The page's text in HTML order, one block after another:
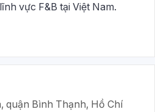
vực F&B tại Việt Nam.
quận Bình Thạnh, Hồ Chí